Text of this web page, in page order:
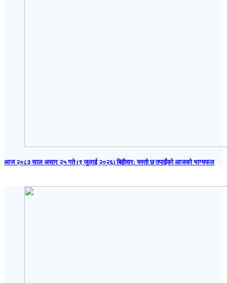
आज २०८३ साल असार २५ गते (९ जुलाई २०२६) बिहीवार: यस्तो छ तपाईंको आजको भाग्यफल